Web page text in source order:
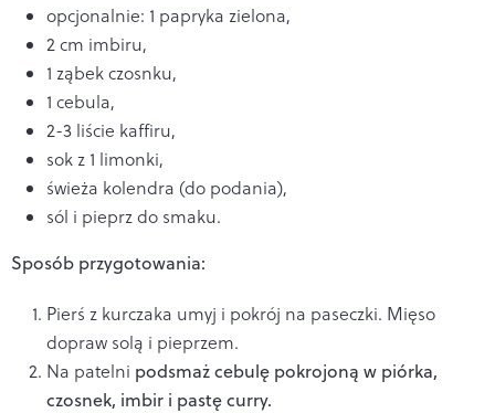
opcjonalnie: 1 papryka zielona,
2 cm imbiru,
1 ząbek czosnku,
1 cebula,
2-3 liście kaffiru,
sok z 1 limonki,
świeża kolendra (do podania),
sól i pieprz do smaku.
Sposób przygotowania:
Pierś z kurczaka umyj i pokrój na paseczki. Mięso
dopraw solą i pieprzem.
Na patelni podsmaż cebulę pokrojoną w piórka,
czosnek, imbir i pastę curry.